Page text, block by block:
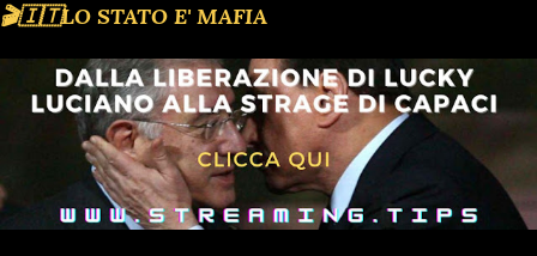
🎬🇮🇹LO STATO E' MAFIA